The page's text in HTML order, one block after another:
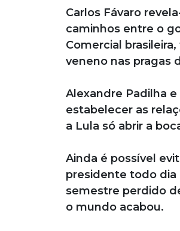
Carlos Fávaro
caminhos entre o
Comercial
veneno nas pragas
Alexandre Padilha
estabelecer as
a Lula só abrir a
Ainda é possível
presidente todo dia
semestre perdido
o mundo acabou.